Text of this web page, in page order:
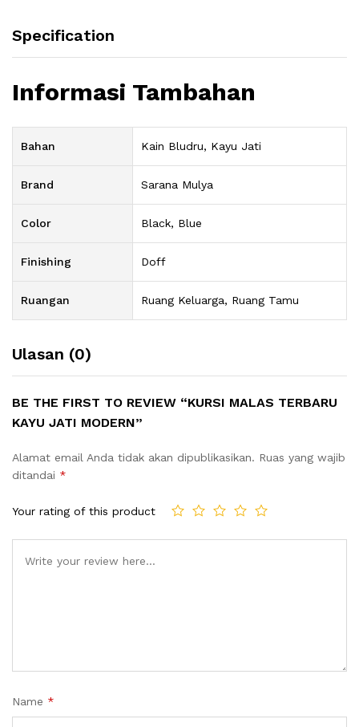
Specification
Informasi Tambahan
Bahan Kain Bludru, Kayu Jati
Brand Sarana Mulya
Color Black, Blue
Finishing Doff
Ruangan Ruang Keluarga, Ruang Tamu
Ulasan (0)
BE THE FIRST TO REVIEW “KURSI MALAS TERBARU
KAYU JATI MODERN”
Alamat email Anda tidak akan dipublikasikan. Ruas yang wajib
ditandai *
Your rating of this product
Name *